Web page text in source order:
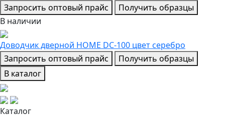
Запросить оптовый прайс
Получить образцы
В наличии
Доводчик дверной НОМЕ DC-100 цвет серебро
Запросить оптовый прайс
Получить образцы
В каталог
Каталог